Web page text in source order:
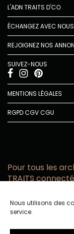
Nous utilisons des
service.
L'ADN TRAITS D'CO
ÉCHANGEZ AVEC NOUS
REJOIGNEZ NOS
SUIVEZ-NOUS
MENTIONS LÉGALES
RGPDCGVCGU
Pour tous les
TRAITS
email
confidentialité.